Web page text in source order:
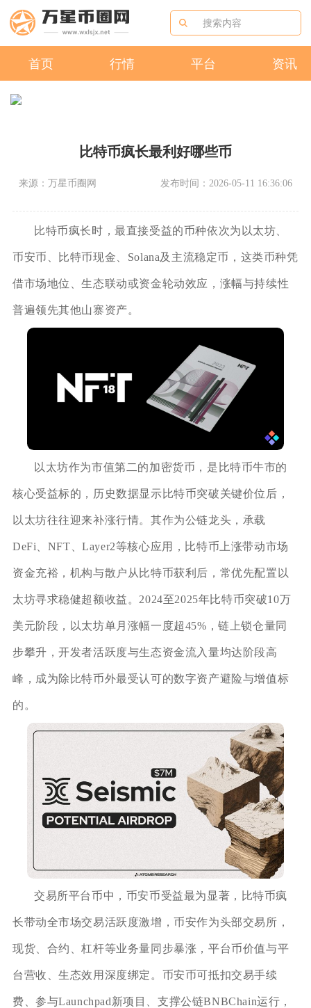
首页 行情 平台 资讯
比特币疯长最利好哪些币
来源：万星币圈网 发布时间：2026-05-11 16:36:06
比特币疯长时，最直接受益的币种依次为以太坊、
币安币、比特币现金、Solana及主流稳定币，这类币种凭
借市场地位、生态联动或资金轮动效应，涨幅与持续性
普遍领先其他山寨资产。
以太坊作为市值第二的加密货币，是比特币牛市的
核心受益标的，历史数据显示比特币突破关键价位后，
以太坊往往迎来补涨行情。其作为公链龙头，承载
DeFi、NFT、Layer2等核心应用，比特币上涨带动市场
资金充裕，机构与散户从比特币获利后，常优先配置以
太坊寻求稳健超额收益。2024至2025年比特币突破10万
美元阶段，以太坊单月涨幅一度超45%，链上锁仓量同
步攀升，开发者活跃度与生态资金流入量均达阶段高
峰，成为除比特币外最受认可的数字资产避险与增值标
的。
交易所平台币中，币安币受益最为显著，比特币疯
长带动全市场交易活跃度激增，币安作为头部交易所，
现货、合约、杠杆等业务量同步暴涨，平台币价值与平
台营收、生态效用深度绑定。币安币可抵扣交易手续
费、参与Launchpad新项目、支撑公链BNBChain运行，